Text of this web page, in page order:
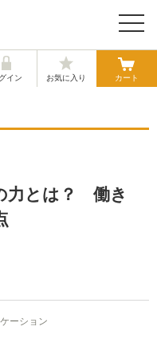
イン お気に入り カート
力とは？ 働き
ーション